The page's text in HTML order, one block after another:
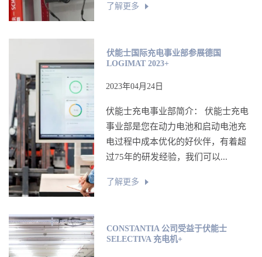
了解更多
伏能士国际充电事业部参展德国
LOGIMAT 2023+
2023年04月24日
伏能士充电事业部简介： 伏能士充电
事业部是您在动力电池和启动电池充
电过程中成本优化的好伙伴，有着超
过75年的研发经验，我们可以...
了解更多
CONSTANTIA 公司受益于伏能士
SELECTIVA 充电机+